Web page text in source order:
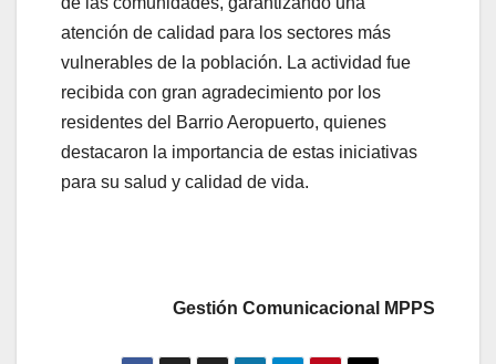
atención de calidad para los sectores más
vulnerables de la población. La actividad fue
recibida con gran agradecimiento por los
residentes del Barrio Aeropuerto, quienes
destacaron la importancia de estas iniciativas
para su salud y calidad de vida.
Gestión Comunicacional MPPS